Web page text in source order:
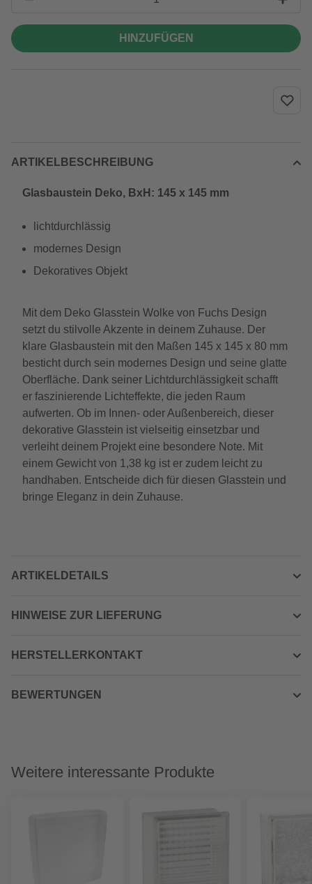
HINZUFÜGEN
ARTIKELBESCHREIBUNG
Glasbaustein Deko, BxH: 145 x 145 mm
lichtdurchlässig
modernes Design
Dekoratives Objekt
Mit dem Deko Glasstein Wolke von Fuchs Design
setzt du stilvolle Akzente in deinem Zuhause. Der
klare Glasbaustein mit den Maßen 145 x 145 x 80 mm
besticht durch sein modernes Design und seine glatte
Oberfläche. Dank seiner Lichtdurchlässigkeit schafft
er faszinierende Lichteffekte, die jeden Raum
aufwerten. Ob im Innen- oder Außenbereich, dieser
dekorative Glasstein ist vielseitig einsetzbar und
verleiht deinem Projekt eine besondere Note. Mit
einem Gewicht von 1,38 kg ist er zudem leicht zu
handhaben. Entscheide dich für diesen Glasstein und
bringe Eleganz in dein Zuhause.
ARTIKELDETAILS
HINWEISE ZUR LIEFERUNG
HERSTELLERKONTAKT
BEWERTUNGEN
Weitere interessante Produkte